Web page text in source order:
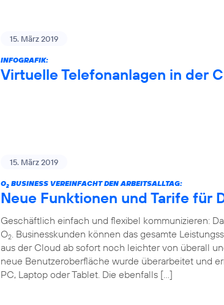
15. März 2019
INFOGRAFIK:
Virtuelle Telefonanlagen in der
15. März 2019
O2 BUSINESS VEREINFACHT DEN ARBEITSALLTAG:
Neue Funktionen und Tarife für
Geschäftlich einfach und flexibel kommunizieren:
O2 . Businesskunden können das gesamte
aus der Cloud ab sofort noch leichter von überall
neue Benutzeroberfläche wurde überarbeitet und
PC, Laptop oder Tablet. Die ebenfalls […]